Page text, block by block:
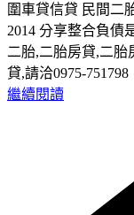
圍車貸信貸 民間二
2014 分享整合負債
二胎,二胎房貸,二胎
貸,請洽0975-751798
繼續閱讀